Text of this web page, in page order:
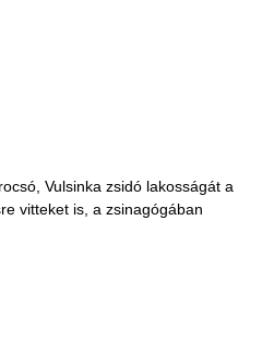
Vulsinka zsidó lakosságát a
vitteket is, a zsinagógában